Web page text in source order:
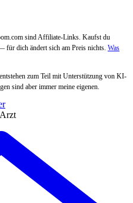
sind Affiliate-Links. Kaufst du
für dich ändert sich am Preis nichts. Was
zum Teil mit Unterstützung von KI-
sind aber immer meine eigenen.